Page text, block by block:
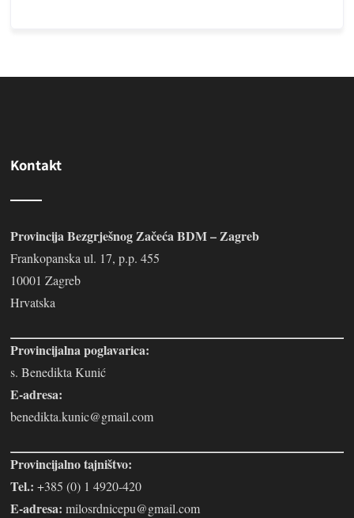
Kontakt
Provincija Bezgrješnog Začeća BDM – Zagreb
Frankopanska ul. 17, p.p. 455
10001 Zagreb
Hrvatska
Provincijalna poglavarica:
s. Benedikta Kunić
E-adresa:
benedikta.kunic@gmail.com
Provincijalno tajništvo:
Tel.:+385 (0) 1 4920-420
E-adresa:milosrdnicepu@gmail.com